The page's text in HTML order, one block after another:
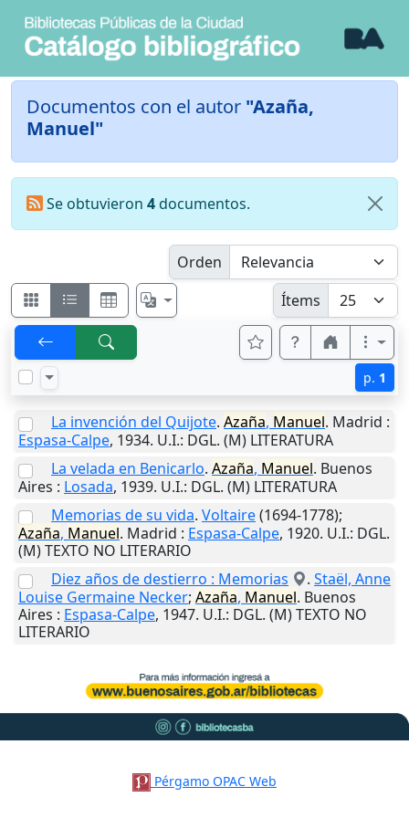
Documentos con el autor "Azaña,
Manuel"
Se obtuvieron 4documentos.
Orden
Ítems
p. 1
La invención del Quijote. Azaña, Manuel. Madrid :
Espasa-Calpe, 1934. U.I.: DGL. (M) LITERATURA
La velada en Benicarlo. Azaña, Manuel. Buenos
Aires : Losada, 1939. U.I.: DGL. (M) LITERATURA
Memorias de su vida. Voltaire(1694-1778);
Azaña, Manuel. Madrid : Espasa-Calpe, 1920. U.I.: DGL.
(M) TEXTO NO LITERARIO
Diez años de destierro : Memorias
. Staël, Anne
Louise Germaine Necker; Azaña, Manuel. Buenos
Aires : Espasa-Calpe, 1947. U.I.: DGL. (M) TEXTO NO
LITERARIO
Pérgamo OPAC Web